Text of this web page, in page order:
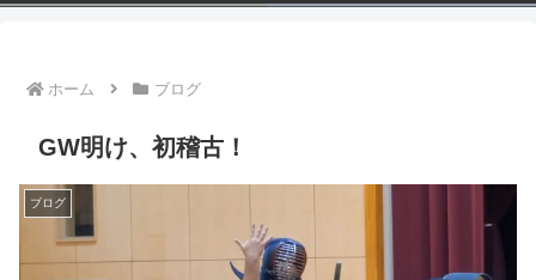
ホーム ブログ
GW明け、初稽古！
ブログ